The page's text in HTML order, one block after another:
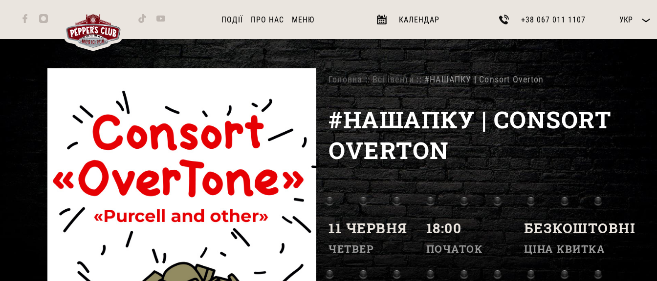
ПОДІЇ ПРО НАС МЕНЮ КАЛЕНДАР +38 067 011 1107 УКР
Головна::Всі івенти:: #НАШАПКУ | Consort Overton
#НАШАПКУ | CONSORT
OVERTON
11 ЧЕРВНЯ
ЧЕТВЕР
18:00
ПОЧАТОК
БЕЗКОШТОВНІ
ЦІНА КВИТКА